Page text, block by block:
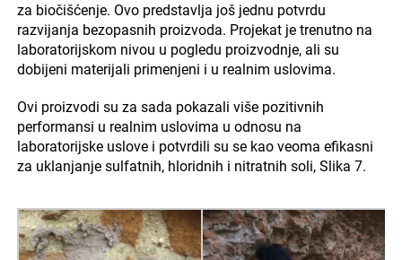
za biočišćenje. Ovo predstavlja još jednu potvrdu
razvijanja bezopasnih proizvoda. Projekat je trenutno na
laboratorijskom nivou u pogledu proizvodnje, ali su
dobijeni materijali primenjeni i u realnim uslovima.
Ovi proizvodi su za sada pokazali više pozitivnih
performansi u realnim uslovima u odnosu na
laboratorijske uslove i potvrdili su se kao veoma efikasni
za uklanjanje sulfatnih, hloridnih i nitratnih soli, Slika 7.